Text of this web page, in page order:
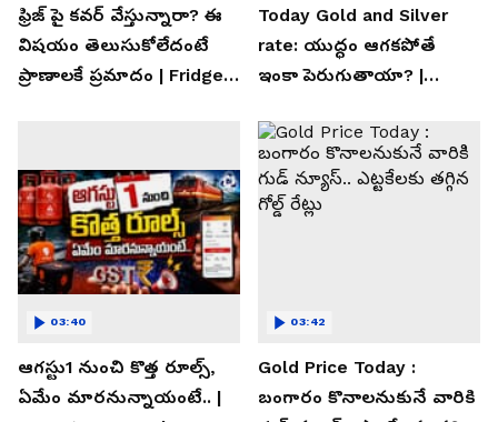
ఫ్రిజ్ పై కవర్ వేస్తున్నారా? ఈ
విషయం తెలుసుకోలేదంటే
ప్రాణాలకే ప్రమాదం | Fridge
Today Gold and Silver
rate: యుద్ధం ఆగకపోతే
ఇంకా పెరుగుతాయా? |
ఆగస్టు1 నుంచి కొత్త రూల్స్,
ఏమేం మారనున్నాయంటే.. |
03:40
Gold Price Today :
బంగారం కొనాలనుకునే వారికి
03:42